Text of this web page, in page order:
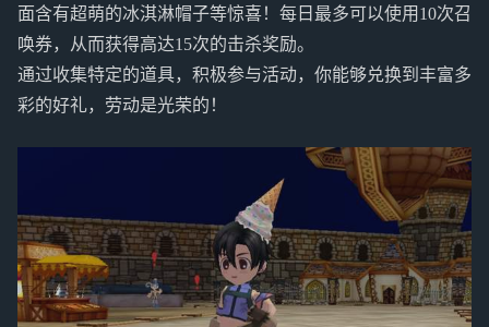
面含有超萌的冰淇淋帽子等惊喜！每日最多可以使用10次召
唤券，从而获得高达15次的击杀奖励。
通过收集特定的道具，积极参与活动，你能够兑换到丰富多
彩的好礼，劳动是光荣的！